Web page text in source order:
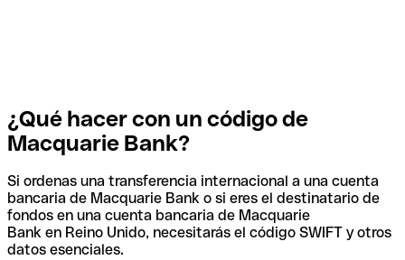
¿Qué hacer con un código de
Macquarie Bank?
Si ordenas una transferencia internacional a una cuenta
bancaria de Macquarie Bank o si eres el destinatario de
fondos en una cuenta bancaria de Macquarie
Bank en Reino Unido, necesitarás el código SWIFT y otros
datos esenciales.